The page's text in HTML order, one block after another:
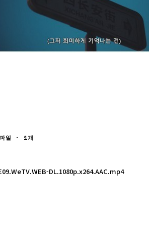
일 · 1개
DL.1080p.x264.AAC.mp4